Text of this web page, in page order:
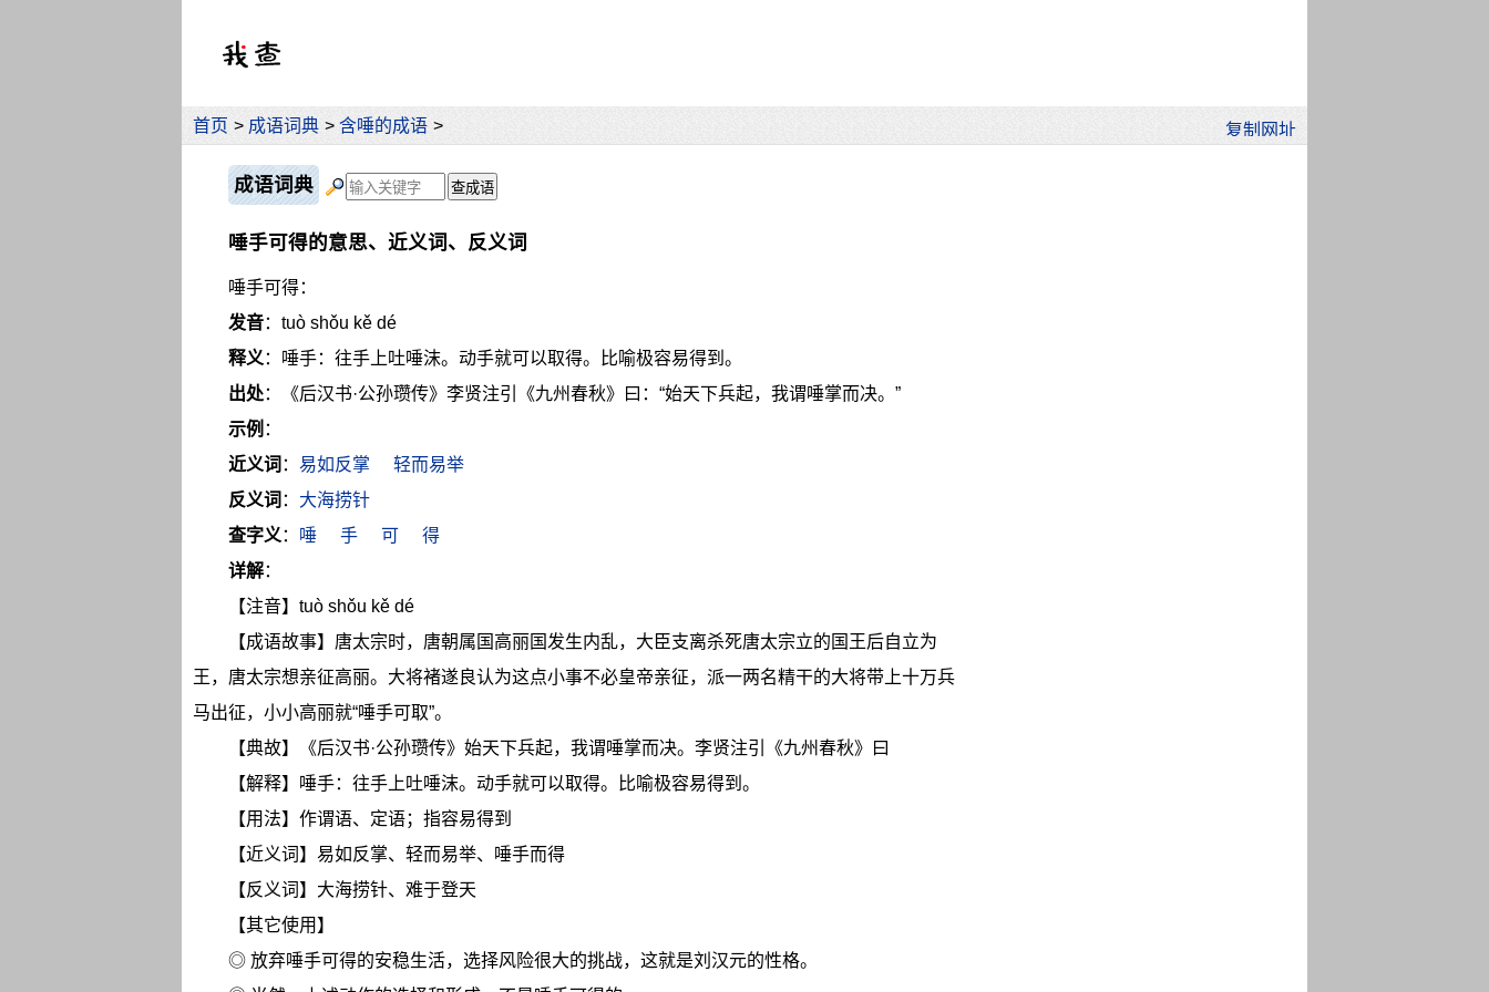
首页 > 成语词典 > 含唾的成语 >
成语词典
唾手可得的意思、近义词、反义词
唾手可得：
发音：tuò shǒu kě dé
释义：唾手：往手上吐唾沫。动手就可以取得。比喻极容易得到。
出处：《后汉书·公孙瓒传》李贤注引《九州春秋》曰：“始天下兵起，我谓唾掌而决。”
示例 ：
近义词 ： 易如反掌
轻而易举
反义词 ： 大海捞针
查字义： 唾 手 可
得
详解：
【注音】tuò shǒu kě dé
【成语故事】唐太宗时，唐朝属国高丽国发生内乱，大臣支离杀死唐太宗立的国王后自立为
王，唐太宗想亲征高丽。大将褚遂良认为这点小事不必皇帝亲征，派一两名精干的大将带上十万兵
马出征，小小高丽就“唾手可取”。
【典故】《后汉书·公孙瓒传》始天下兵起，我谓唾掌而决。李贤注引《九州春秋》曰
【解释】唾手：往手上吐唾沫。动手就可以取得。比喻极容易得到。
【用法】作谓语、定语；指容易得到
【近义词】易如反掌、轻而易举、唾手而得
【反义词】大海捞针、难于登天
【其它使用】
◎ 放弃唾手可得的安稳生活，选择风险很大的挑战，这就是刘汉元的性格。